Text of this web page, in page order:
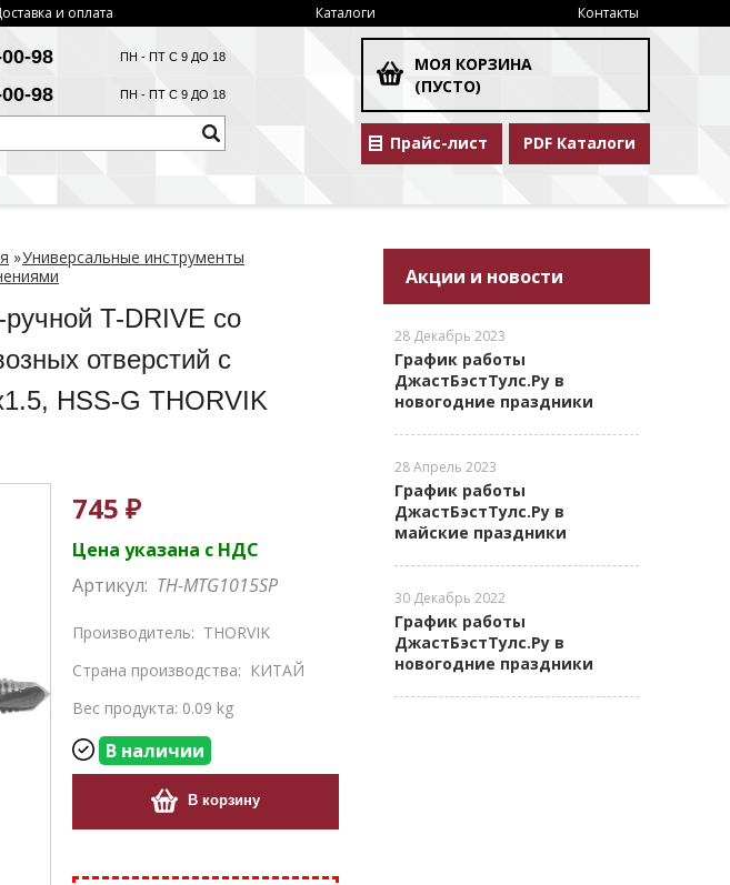
и оплата Каталоги Контакты
98 ПН - ПТ С 9 ДО 18
98 ПН - ПТ С 9 ДО 18
МОЯ КОРЗИНА
(ПУСТО)
Прайс-лист PDF Каталоги
»Универсальные инструменты
T-DRIVE со
отверстий с
HSS-G THORVIK
745 ₽
Цена указана с НДС
Артикул: TH-MTG1015SP
Производитель: THORVIK
Страна производства: КИТАЙ
Вес продукта: 0.09 kg
В наличии
В корзину
Акции и новости
28 Декабрь 2023
График работы
ДжастБэстТулс.Ру в
новогодние праздники
28 Апрель 2023
График работы
ДжастБэстТулс.Ру в
майские праздники
30 Декабрь 2022
График работы
ДжастБэстТулс.Ру в
новогодние праздники